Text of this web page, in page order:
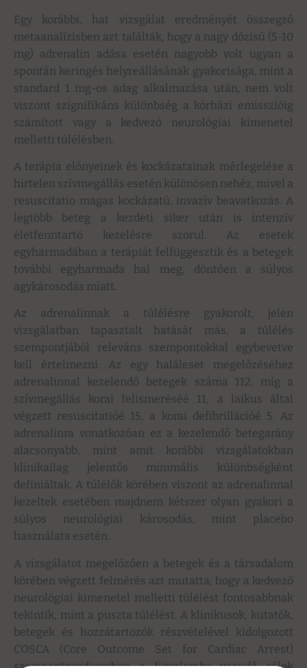
Egy korábbi, hat vizsgálat eredményét összegző
metaanalízisben azt találták, hogy a nagy dózisú (5-10
mg) adrenalin adása esetén nagyobb volt ugyan a
spontán keringés helyreállásának gyakorisága, mint a
standard 1 mg-os adag alkalmazása után, nem volt
viszont szignifikáns különbség a kórházi emisszióig
számított vagy a kedvező neurológiai kimenetel
melletti túlélésben.
A terápia előnyeinek és kockázatainak mérlegelése a
hirtelen szívmegállás esetén különösen nehéz, mivel a
resuscitatio magas kockázatú, invazív beavatkozás. A
legtöbb beteg a kezdeti siker után is intenzív
életfenntartó kezelésre szorul. Az esetek
egyharmadában a terápiát felfüggesztik és a betegek
további egyharmada hal meg, döntően a súlyos
agykárosodás miatt.
Az adrenalinnak a túlélésre gyakorolt, jelen
vizsgálatban tapasztalt hatását más, a túlélés
szempontjából releváns szempontokkal egybevetve
kell értelmezni. Az egy haláleset megelőzéséhez
adrenalinnal kezelendő betegek száma 112, míg a
szívmegállás korai felismeréséé 11, a laikus által
végzett resuscitatióé 15, a korai defibrillációé 5. Az
adrenalinra vonatkozóan ez a kezelendő betegarány
alacsonyabb, mint amit korábbi vizsgálatokban
klinikailag jelentős minimális különbségként
definiáltak. A túlélők körében viszont az adrenalinnal
kezeltek esetében majdnem kétszer olyan gyakori a
súlyos neurológiai károsodás, mint placebo
használata esetén.
A vizsgálatot megelőzően a betegek és a társadalom
körében végzett felmérés azt mutatta, hogy a kedvező
neurológiai kimenetel melletti túlélést fontosabbnak
tekintik, mint a puszta túlélést. A klinikusok, kutatók,
betegek és hozzátartozók részvételével kidolgozott
COSCA (Core Outcome Set for Cardiac Arrest)